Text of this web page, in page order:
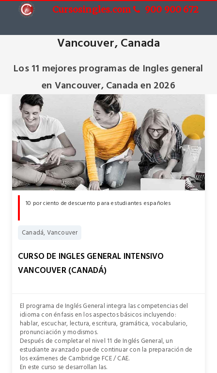
Cursosingles.com 900 900 672
Vancouver, Canada
Los 11 mejores programas de Ingles general
en Vancouver, Canada en 2026
10 por ciento de descuento para estudiantes españoles
Canadá, Vancouver
CURSO DE INGLES GENERAL INTENSIVO
VANCOUVER (CANADÁ)
El programa de Inglés General integra las competencias del
idioma con énfasis en los aspectos básicos incluyendo:
hablar, escuchar, lectura, escritura, gramática, vocabulario,
pronunciación y modismos.
Después de completar el nivel 11 de Inglés General, un
estudiante avanzado puede continuar con la preparación de
los exámenes de Cambridge FCE / CAE.
En este curso se desarrollan las.